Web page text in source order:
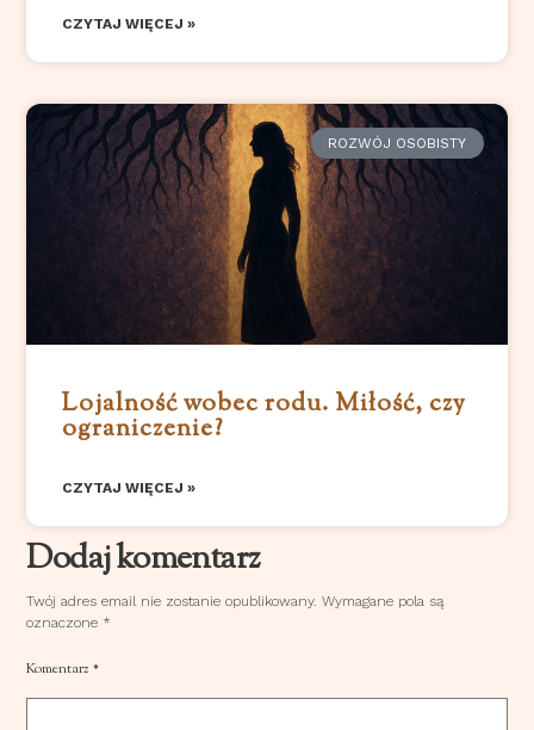
CZYTAJ WIĘCEJ »
ROZWÓJ OSOBISTY
Lojalność wobec rodu. Miłość, czy
ograniczenie?
CZYTAJ WIĘCEJ »
Dodaj komentarz
Twój adres email nie zostanie opublikowany. Wymagane pola są
oznaczone *
Komentarz*